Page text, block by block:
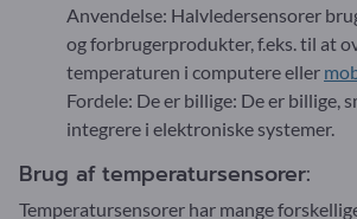
Anvendelse: Halvledersensorer
og forbrugerprodukter, f.eks. til at
temperaturen i computere eller
Fordele: De er billige: De er billige,
integrere i elektroniske systemer.
Brug af temperatursensorer:
Temperatursensorer har mange